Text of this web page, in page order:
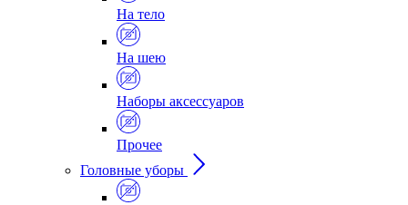
На тело
На шею
Наборы аксессуаров
Прочее
Головные уборы